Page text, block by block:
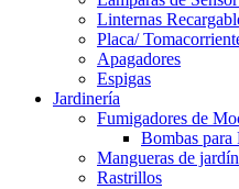
Linternas
Placa/
Apagadores
Espigas
Jardinería
Fumigadores de
Bombas para
Mangueras de jardín
Rastrillos